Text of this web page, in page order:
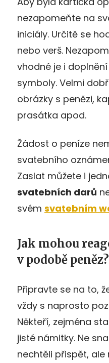
nezapomeňte na
iniciály. Určitě se
nebo verš.
vhodné je i
symboly. Velmi
obrázky s penězi,
prasátka apod.
Žádost o peníze
svatebního
Zaslat můžete i
svatebních darů
svém svatebním
Jak mohou
v podobě peněz?
Připravte se na to,
vždy s naprosto
Někteří, zejména
jisté námitky. Ne
nechtěli přispět,